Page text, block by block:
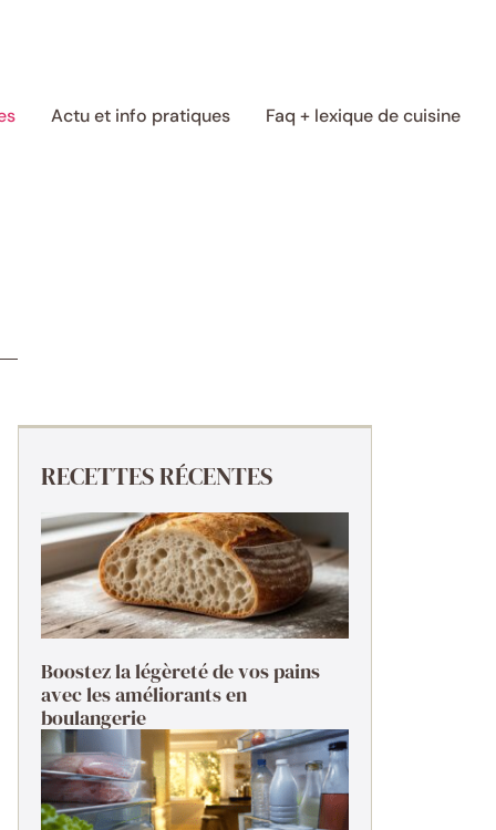
Actu et info pratiques Faq + lexique de cuisine
RECETTES RÉCENTES
Boostez la légèreté de vos pains
avec les améliorants en
boulangerie